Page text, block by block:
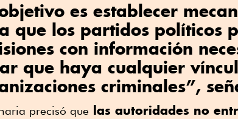
es establecer
que los partidos políticos
con información
que haya cualquier
criminales”,
precisó que
las autoridades no